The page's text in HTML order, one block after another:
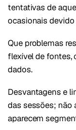
tentativas de
ocasionais devido
Que problemas
flexível de fontes,
dados.
Desvantagens e
das sessões; não
aparecem